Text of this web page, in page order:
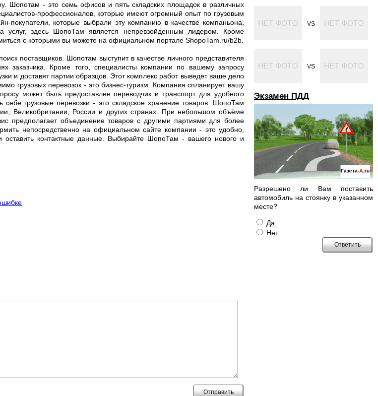
VS
VS
Экзамен ПДД
Разрешено ли Вам поставить
автомобиль на стоянку в указанном
месте?
Да.
Нет.
Шопотам - это семь офисов и пять складских площадок в различных
профессионалов, которые имеют огромный опыт по грузовым
покупатели, которые выбрали эту компанию в качестве компаньона,
услуг, здесь ШопоТам является непревзойденным лидером. Кроме
с которыми вы можете на официальном портале ShopoTam.ru/b2b.
поставщиков. Шопотам выступит в качестве личного представителя
заказчика. Кроме того, специалисты компании по вашему запросу
и доставят партии образцов. Этот комплекс работ выведет ваше дело
грузовых перевозок - это бизнес-туризм. Компания спланирует вашу
может быть предоставлен переводчик и транспорт для удобного
грузовые перевозки - это складское хранение товаров. ШопоТам
Великобритании, России и других странах. При небольшом объёме
предполагает объединение товаров с другими партиями для более
непосредственно на официальном сайте компании - это удобно,
контактные данные. Выбирайте ШопоТам - вашего нового и
Отправить